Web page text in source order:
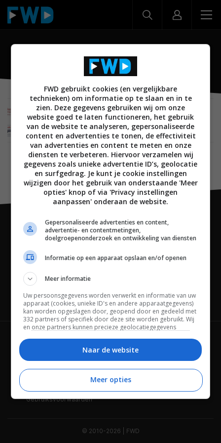
Snapdragon 712
MOBILE 07 FEBRUARI 2019
Qualcomm presenteert Snapdragon 712 met
Quick Charge 4+
Channels
Wie is FWD Privacybeleid
Adverteren Contact
Gebruiksvoorwaarden
© 2010-2026 | FWD
FWD gebruikt cookies (en vergelijkbare
technieken) om informatie op te slaan en in te
zien. Deze gegevens gebruiken wij om onze
website goed te laten functioneren, het gebruik
van de website te analyseren, gepersonaliseerde
content en advertenties te tonen, de effectiviteit
van advertenties en content te meten en onze
diensten te verbeteren. Hiervoor verzamelen wij
gegevens zoals unieke advertentie ID’s, geolocatie
en surfgedrag. Je kunt je cookie instellingen
wijzigen door het gebruik van onderstaande 'Meer
opties' knop of via 'Privacy instellingen
aanpassen' onderaan de website.
Gepersonaliseerde advertenties en content,
advertentie- en contentmetingen,
doelgroepenonderzoek en ontwikkeling van diensten
Informatie op een apparaat opslaan en/of openen
Meer informatie
Uw persoonsgegevens worden verwerkt en informatie van uw
apparaat (cookies, unieke ID's en andere apparaatgegevens)
kan worden opgeslagen door, geopend door en gedeeld met
332 partners of specifiek door deze site worden gebruikt. Wij
en onze partners kunnen precieze geolocatiegegevens
Bepaalde leveranciers kunnen uw persoonsgegevens
beheren. Zoek onderaan deze pagina of in het sitemenu naar
een link om uw toestemming te beheren of in te trekken via de
privacy- en cookie-instellingen.
Naar de website
Meer opties